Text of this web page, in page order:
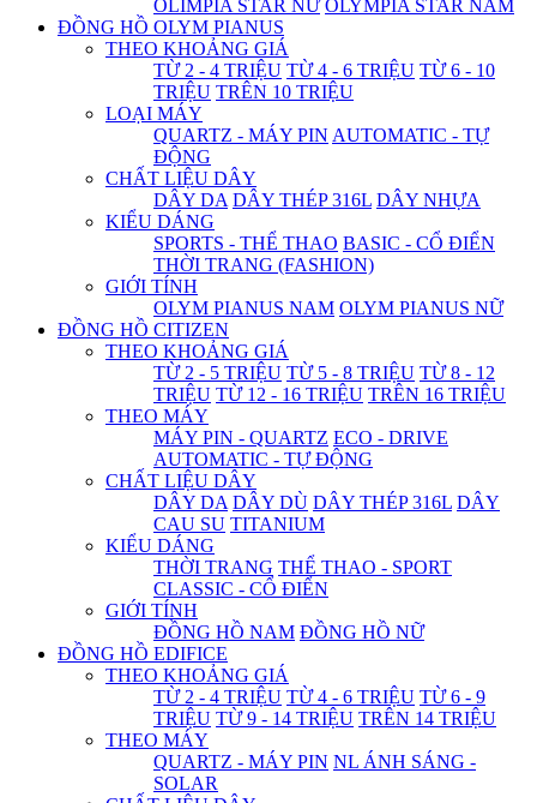
OLIMPIA STAR NỮ OLYMPIA STAR NAM
ĐỒNG HỒ OLYM PIANUS
THEO KHOẢNG GIÁ
TỪ 2 - 4 TRIỆU TỪ 4 - 6 TRIỆU TỪ 6 - 10
TRIỆU TRÊN 10 TRIỆU
LOẠI MÁY
QUARTZ - MÁY PIN AUTOMATIC - TỰ
ĐỘNG
CHẤT LIỆU DÂY
DÂY DA DÂY THÉP 316L DÂY NHỰA
KIỂU DÁNG
SPORTS - THỂ THAO BASIC - CỔ ĐIỂN
THỜI TRANG (FASHION)
GIỚI TÍNH
OLYM PIANUS NAM OLYM PIANUS NỮ
ĐỒNG HỒ CITIZEN
THEO KHOẢNG GIÁ
TỪ 2 - 5 TRIỆU TỪ 5 - 8 TRIỆU TỪ 8 - 12
TRIỆU TỪ 12 - 16 TRIỆU TRÊN 16 TRIỆU
THEO MÁY
MÁY PIN - QUARTZ ECO - DRIVE
AUTOMATIC - TỰ ĐỘNG
CHẤT LIỆU DÂY
DÂY DA DÂY DÙ DÂY THÉP 316L DÂY
CAU SU TITANIUM
KIỂU DÁNG
THỜI TRANG THỂ THAO - SPORT
CLASSIC - CỔ ĐIỂN
GIỚI TÍNH
ĐỒNG HỒ NAM ĐỒNG HỒ NỮ
ĐỒNG HỒ EDIFICE
THEO KHOẢNG GIÁ
TỪ 2 - 4 TRIỆU TỪ 4 - 6 TRIỆU TỪ 6 - 9
TRIỆU TỪ 9 - 14 TRIỆU TRÊN 14 TRIỆU
THEO MÁY
QUARTZ - MÁY PIN NL ÁNH SÁNG -
SOLAR